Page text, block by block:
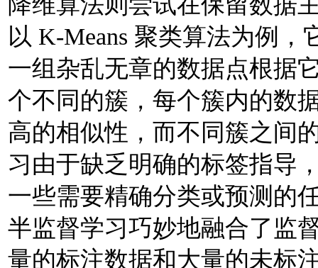
以 K-Means 聚类算法为例，
一组杂乱无章的数据点根据
个不同的簇，每个簇内的数
高的相似性，而不同簇之间
习由于缺乏明确的标签指导
一些需要精确分类或预测的
半监督学习巧妙地融合了监
量的标注数据和大量的未标